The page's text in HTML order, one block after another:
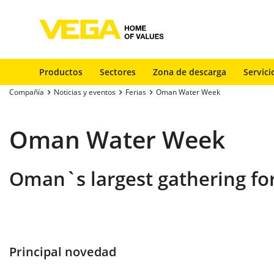
Productos Sectores Zona de descarga
Compañía Noticias y eventos Ferias Oman Water Week
Oman Water Week
Oman`s largest gathering
Principal novedad